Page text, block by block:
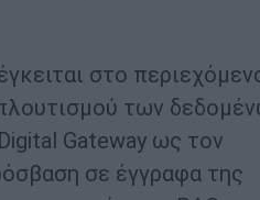
στο
των
Gateway ως τον
σε έγγραφα της